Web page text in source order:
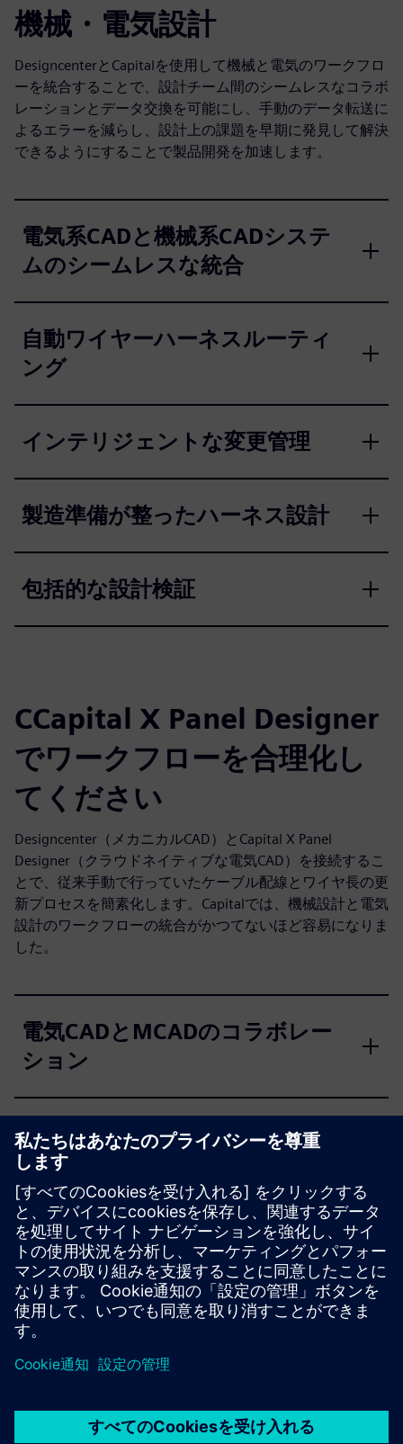
機械・電気設計
DesigncenterとCapitalを使用して機械と電気のワークフロ
ーを統合することで、設計チーム間のシームレスなコラボ
レーションとデータ交換を可能にし、手動のデータ転送に
よるエラーを減らし、設計上の課題を早期に発見して解決
できるようにすることで製品開発を加速します。
電気系CADと機械系CADシステ
ムのシームレスな統合
自動ワイヤーハーネスルーティ
ング
インテリジェントな変更管理
製造準備が整ったハーネス設計
包括的な設計検証
CCapital X Panel Designer
でワークフローを合理化し
てください
Designcenter（メカニカルCAD）とCapital X Panel
Designer（クラウドネイティブな電気CAD）を接続するこ
とで、従来手動で行っていたケーブル配線とワイヤ長の更
新プロセスを簡素化します。Capitalでは、機械設計と電気
設計のワークフローの統合がかつてないほど容易になりま
した。
電気CADとMCADのコラボレー
ション
手作業をなくします
設計サイクルを短縮
コストを最適化してください